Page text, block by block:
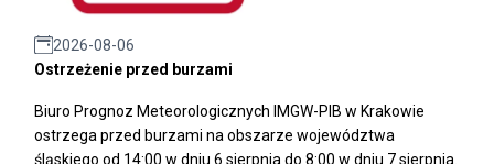
2026-08-06
Ostrzeżenie przed burzami
Biuro Prognoz Meteorologicznych IMGW-PIB w Krakowie
ostrzega przed burzami na obszarze województwa
śląskiego od 14:00 w dniu 6 sierpnia do 8:00 w dniu 7 sierpnia.